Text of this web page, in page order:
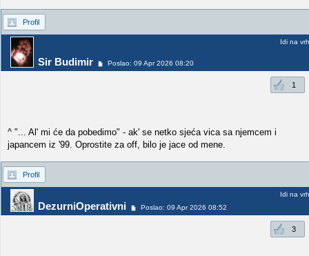
Profil
Sir Budimir Poslao: 09 Apr 2026 08:20
Idi na vrh
1
^ "... Al' mi će da pobedimo" - ak' se netko sjeća vica sa njemcem i
japancem iz '99. Oprostite za off, bilo je jace od mene.
Profil
DezurniOperativni Poslao: 09 Apr 2026 08:52
Idi na vrh
3